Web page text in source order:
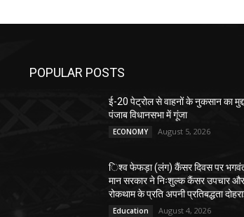
POPULAR POSTS
ई-20 पेट्रोल से वाहनों के नुकसान का
पंजाब विधानसभा में गूंजा
ECONOMY August 5, 2026
िश्व फेफड़ा (लंग) कैंसर दिवस पर
मान सरकार ने निःशुल्क कैंसर उपचार
रोकथाम के प्रति अपनी प्रतिबद्धता
Education August 4, 2026